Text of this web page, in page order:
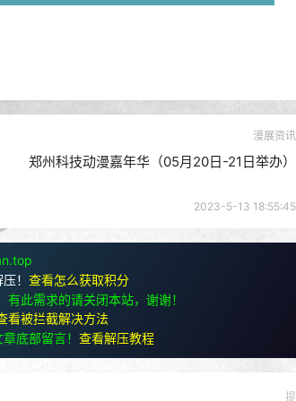
漫展资讯
郑州科技动漫嘉年华（05月20日-21日举办）
2023-5-13 18:55:45
！ 查看怎么获取积分
此需求的请关闭本站，谢谢！
看被拦截解决方法
底部留言！ 查看解压教程